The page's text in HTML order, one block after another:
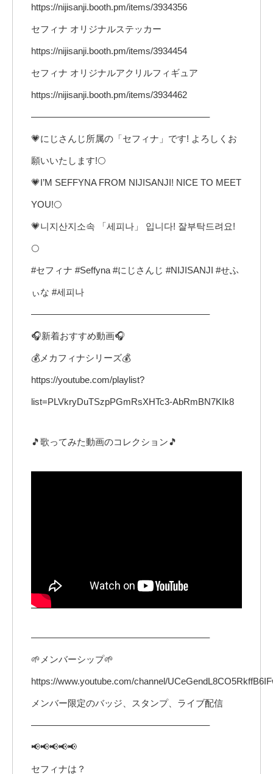
https://nijisanji.booth.pm/items/3934356
セフィナ オリジナルステッカー
https://nijisanji.booth.pm/items/3934454
セフィナ オリジナルアクリルフィギュア
https://nijisanji.booth.pm/items/3934462
———————————————————–
💗にじさんじ所属の「セフィナ」です! よろしくお
願いいたします!🌕
💗I’M SEFFYNA FROM NIJISANJI! NICE TO MEET
YOU!🌕
💗니지산지소속 「세피나」 입니다! 잘부탁드려요!
🌕
#セフィナ #Seffyna​ #にじさんじ​ #NIJISANJI​ #せふ
ぃな #세피나​​
———————————————————–
🎧新着おすすめ動画🎧
💰メカフィナシリーズ💰
https://youtube.com/playlist?
list=PLVkryDuTSzpPGmRsXHTc3-AbRmBN7KIk8
🎵歌ってみた動画のコレクション🎵
———————————————————–
🌱メンバーシップ🌱
https://www.youtube.com/channel/
メンバー限定のバッジ、スタンプ、ライブ配信
———————————————————–
📢📢📢📢📢
セフィナは？